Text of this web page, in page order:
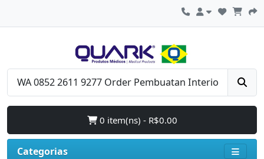
0 item(ns) - R$0.00
Categorias